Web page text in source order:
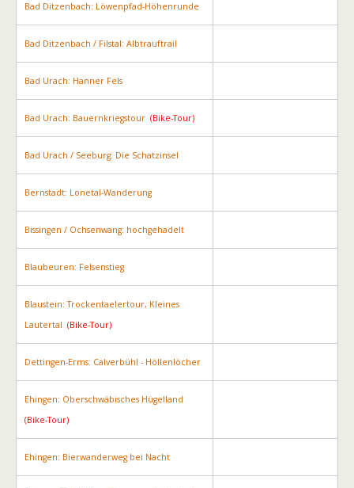
Bad Ditzenbach: Löwenpfad-Höhenrunde
Bad Ditzenbach / Filstal: Albtrauftrail
Bad Urach: Hanner Fels
Bad Urach: Bauernkriegstour (Bike-Tour)
Bad Urach / Seeburg: Die Schatzinsel
Bernstadt: Lonetal-Wanderung
Bissingen / Ochsenwang: hochgehadelt
Blaubeuren: Felsenstieg
Blaustein: Trockentaelertour, Kleines
Lautertal (Bike-Tour)
Dettingen-Erms: Calverbühl - Höllenlöcher
Ehingen: Oberschwäbisches Hügelland
(Bike-Tour)
Ehingen: Bierwanderweg bei Nacht